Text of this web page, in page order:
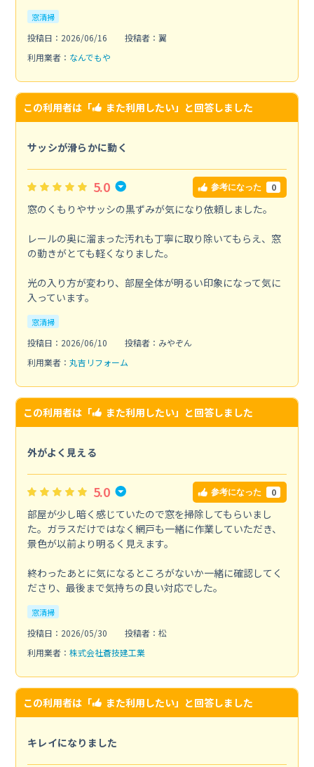
窓清掃
投稿日：2026/06/16
投稿者：翼
利用業者： なんでもや
この利用者は「 また利用したい」と回答しました
サッシが滑らかに動く
5.0 参考になった 0
窓のくもりやサッシの黒ずみが気になり依頼しました。
レールの奥に溜まった汚れも丁寧に取り除いてもらえ、窓
の動きがとても軽くなりました。
光の入り方が変わり、部屋全体が明るい印象になって気に
入っています。
窓清掃
投稿日：2026/06/10
投稿者：みやぞん
利用業者： 丸吉リフォーム
この利用者は「 また利用したい」と回答しました
外がよく見える
5.0 参考になった 0
部屋が少し暗く感じていたので窓を掃除してもらいまし
た。ガラスだけではなく網戸も一緒に作業していただき、
景色が以前より明るく見えます。
終わったあとに気になるところがないか一緒に確認してく
ださり、最後まで気持ちの良い対応でした。
窓清掃
投稿日：2026/05/30
投稿者：松
利用業者： 株式会社蒼技建工業
この利用者は「 また利用したい」と回答しました
キレイになりました